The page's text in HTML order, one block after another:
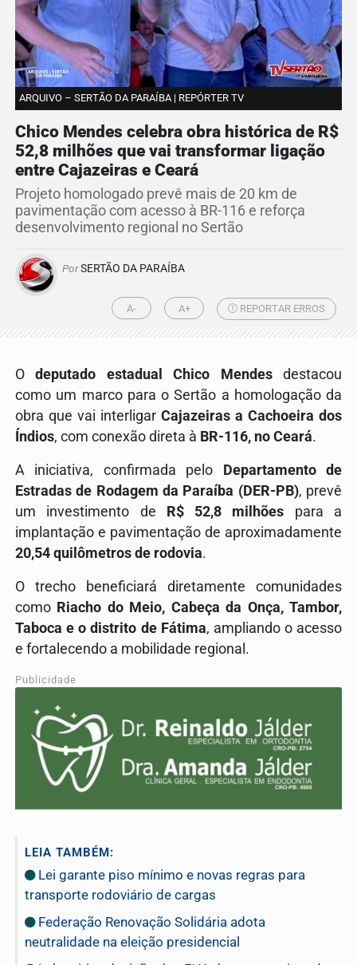
ARQUIVO – SERTÃO DA PARAÍBA | REPÓRTER TV
Chico Mendes celebra obra histórica de R$
52,8 milhões que vai transformar ligação
entre Cajazeiras e Ceará
Projeto homologado prevê mais de 20 km de
pavimentação com acesso à BR-116 e reforça
desenvolvimento regional no Sertão
PorSERTÃO DA PARAÍBA
A- A+ REPORTAR ERROS
Odeputado estadual Chico Mendesdestacou
como um marco para o Sertão a homologação da
obra que vai interligar Cajazeiras a Cachoeira dos
Índios, com conexão direta à BR-116, no Ceará.
A iniciativa, confirmada pelo
Departamento de
Estradas de Rodagem da Paraíba (DER-PB), prevê
um investimento de
R$ 52,8 milhões para a
implantação e pavimentação de aproximadamente
20,54 quilômetros de rodovia.
O trecho beneficiará diretamente comunidades
como Riacho do Meio, Cabeça da Onça, Tambor,
Taboca e o distrito de Fátima, ampliando o acesso
e fortalecendo a mobilidade regional.
Publicidade
LEIA TAMBÉM:
Lei garante piso mínimo e novas regras para
transporte rodoviário de cargas
Federação Renovação Solidária adota
neutralidade na eleição presidencial